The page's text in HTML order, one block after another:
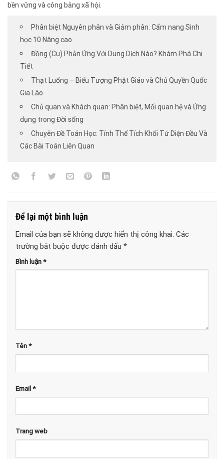
bền vững và công bằng xã hội.
Phân biệt Nguyên phân và Giảm phân: Cẩm nang Sinh
học 10 Nâng cao
Đồng (Cu) Phản Ứng Với Dung Dịch Nào? Khám Phá Chi
Tiết
Thạt Luổng – Biểu Tượng Phật Giáo và Chủ Quyền Quốc
Gia Lào
Chủ quan và Khách quan: Phân biệt, Mối quan hệ và Ứng
dụng trong Đời sống
Chuyên Đề Toán Học: Tính Thể Tích Khối Tứ Diện Đều Và
Các Bài Toán Liên Quan
Để lại một bình luận
Email của bạn sẽ không được hiển thị công khai. Các
trường bắt buộc được đánh dấu *
Bình luận*
Tên*
Email*
Trang web